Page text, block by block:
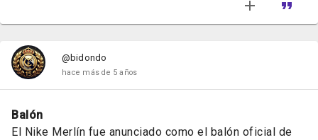
@bidondo
hace más de 5 años
Balón
El Nike Merlín fue anunciado como el balón oficial de